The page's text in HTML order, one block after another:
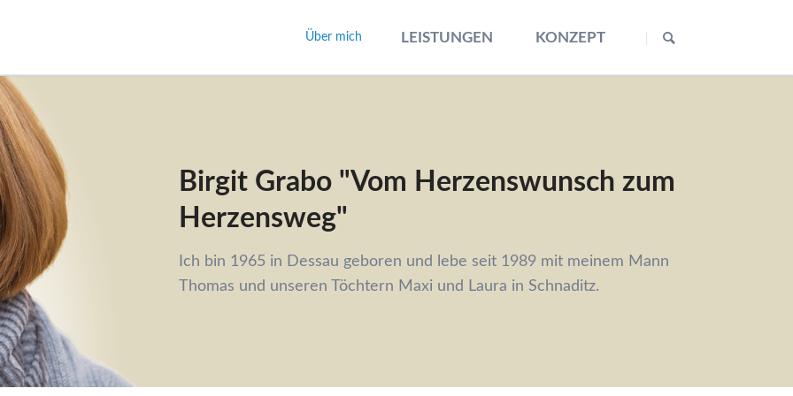
überspringen
Über mich LEISTUNGEN KONZEPT
Birgit Grabo "Vom Herzenswunsch zum
Herzensweg"
Ich bin 1965 in Dessau geboren und lebe seit 1989 mit meinem Mann
Thomas und unseren Töchtern Maxi und Laura in Schnaditz.